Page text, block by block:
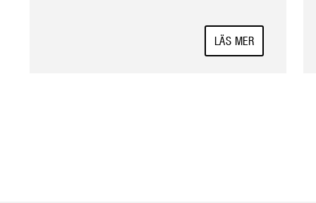
LÄS MER